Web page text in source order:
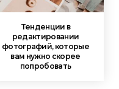
Тенденции в
редактировании
фотографий, которые
вам нужно скорее
попробовать